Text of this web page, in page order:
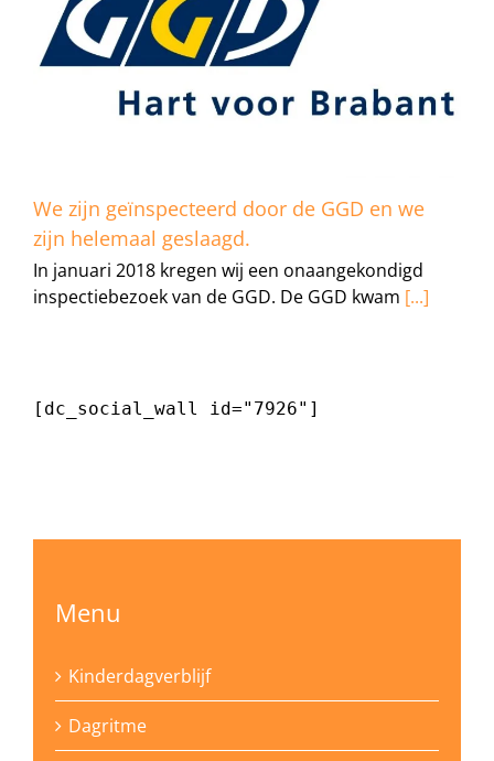
We zijn geïnspecteerd door de GGD en we
zijn helemaal geslaagd.
In januari 2018 kregen wij een onaangekondigd
inspectiebezoek van de GGD. De GGD kwam [...]
[dc_social_wall id="7926"]
Menu
Kinderdagverblijf
Dagritme